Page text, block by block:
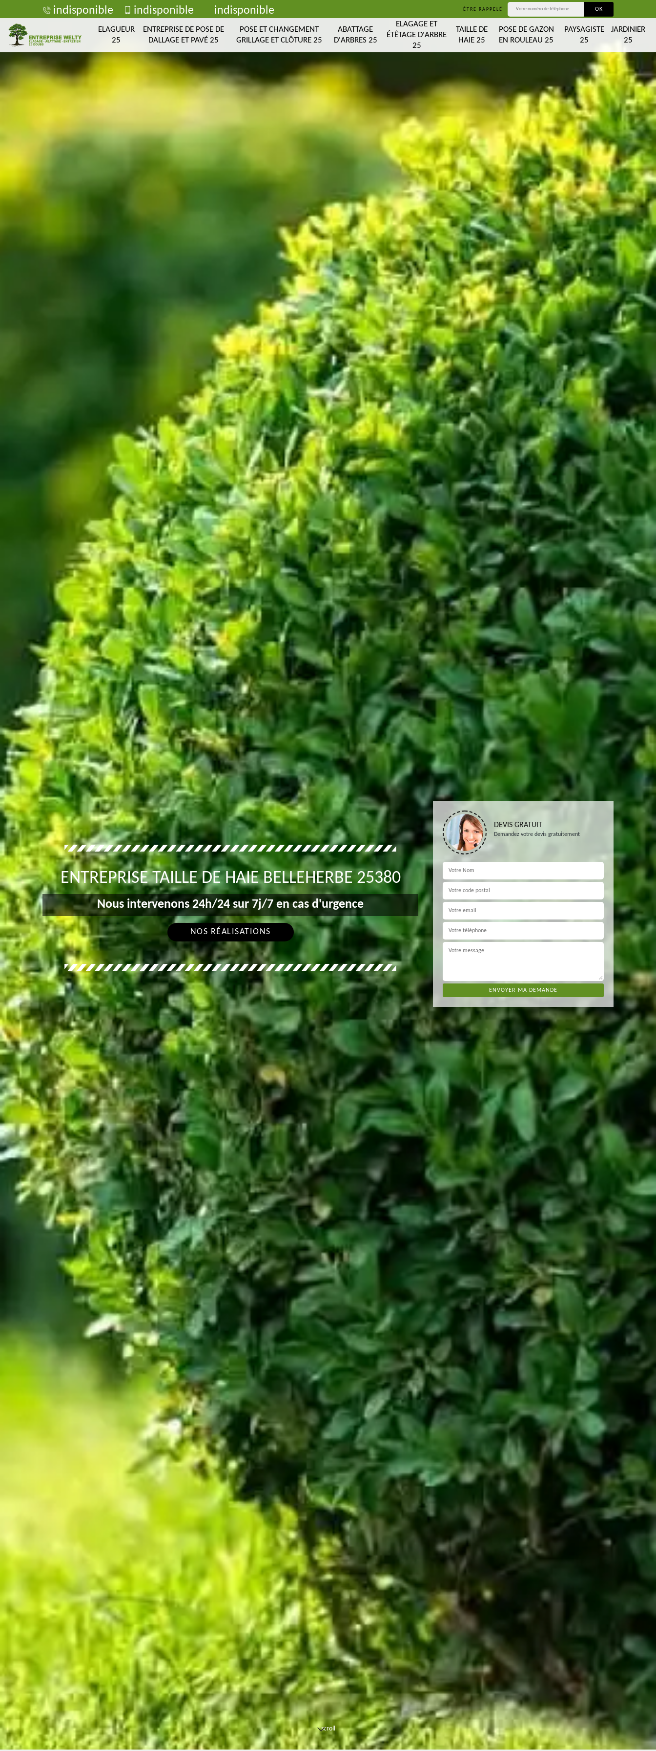
indisponible indisponible indisponible ÊTRE RAPPELÉ
ELAGUEUR
25
ENTREPRISE DE POSE DE
DALLAGE ET PAVÉ 25
POSE ET CHANGEMENT
GRILLAGE ET CLÔTURE 25
ABATTAGE
D'ARBRES 25
ELAGAGE ET
ÉTÊTAGE D'ARBRE
25
TAILLE DE
HAIE 25
POSE DE GAZON
EN ROULEAU 25
PAYSAGISTE
25
JARDINIER
25
scroll
ENTREPRISE TAILLE DE HAIE BELLEHERBE 25380
Nous intervenons 24h/24 sur 7j/7 en cas d'urgence
NOS RÉALISATIONS
DEVIS GRATUIT
Demandez votre devis gratuitement